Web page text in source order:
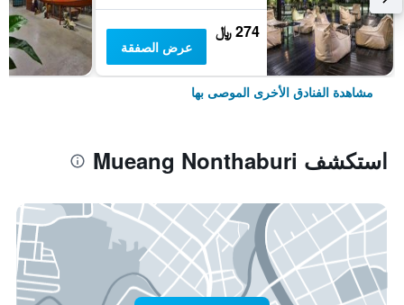
274 ﷼
عرض الصفقة
مشاهدة الفنادق الأخرى الموصى بها
استكشف Mueang Nonthaburi